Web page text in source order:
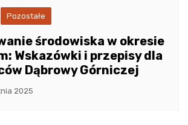
Pozostałe
środowiska w okresie
Wskazówki i przepisy dla
Dąbrowy Górniczej
2025